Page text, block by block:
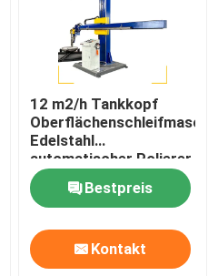
12 m2/h Tankkopf
Edelstahl
automatischer Polierer
Bestpreis
Kontakt